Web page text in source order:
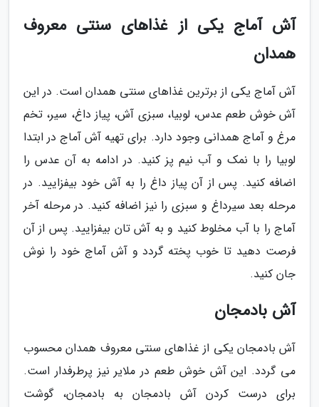
آش آماج یکی از غذاهای سنتی معروف
همدان
آش آماج یکی از برترین غذاهای سنتی همدان است. در این
آش خوش طعم عدس، لوبیا، سبزی آش، پیاز داغ، سیر، تخم
مرغ و آماج همدانی وجود دارد. برای تهیه آش آماج در ابتدا
لوبیا را با نمک و آب نیم پز کنید. در ادامه به آن عدس را
اضافه کنید. پس از آن پیاز داغ را به آش خود بیفزایید. در
مرحله بعد سیرداغ و سبزی را نیز اضافه کنید. در مرحله آخر
آماج را با آب مخلوط کنید و به آش تان بیفزایید. پس از آن
فرصت دهید تا خوب پخته گردد و آش آماج خود را نوش
جان کنید.
آش بادمجان
آش بادمجان یکی از غذاهای سنتی معروف همدان محسوب
می گردد. این آش خوش طعم در ملایر نیز پرطرفدار است.
برای درست کردن آش بادمجان به بادمجان، گوشت